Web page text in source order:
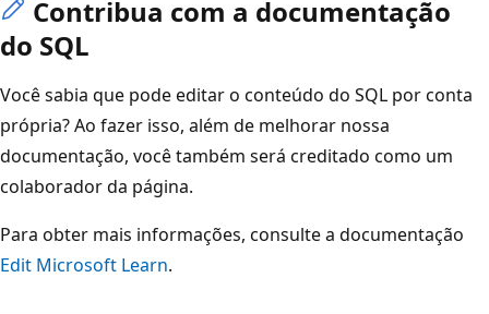
Contribua com a documentação
do SQL
Você sabia que pode editar o conteúdo do SQL por conta
própria? Ao fazer isso, além de melhorar nossa
documentação, você também será creditado como um
colaborador da página.
Para obter mais informações, consulte a documentação
Edit Microsoft Learn.